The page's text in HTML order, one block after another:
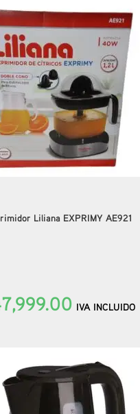
Liliana EXPRIMY AE921
IVA INCLUIDO